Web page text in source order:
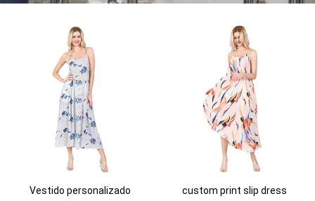
Vestido personalizado custom print slip dress